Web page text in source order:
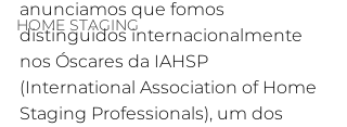
HOME STAGING
anunciamos que fomos
distinguidos internacionalmente
nos Óscares da IAHSP
(International Association of Home
Staging Professionals), um dos